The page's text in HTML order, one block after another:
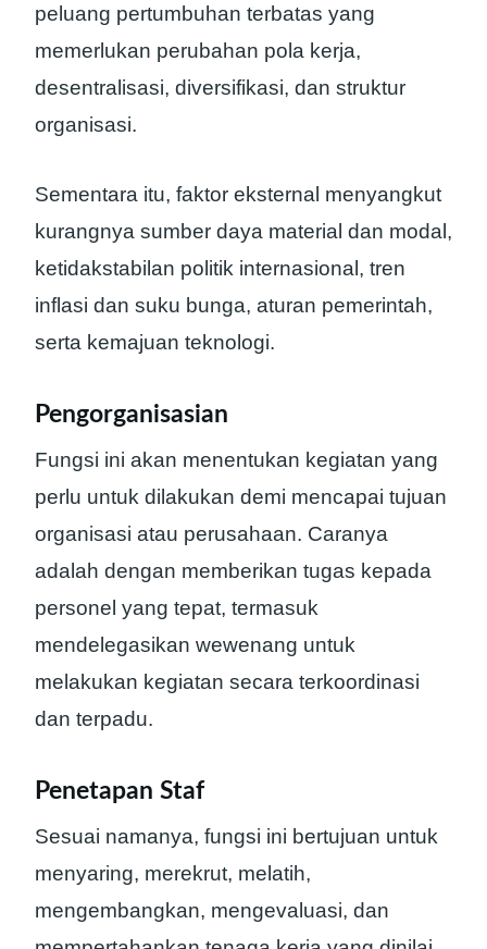
peluang pertumbuhan terbatas yang
memerlukan perubahan pola kerja,
desentralisasi, diversifikasi, dan struktur
organisasi.
Sementara itu, faktor eksternal menyangkut
kurangnya sumber daya material dan modal,
ketidakstabilan politik internasional, tren
inflasi dan suku bunga, aturan pemerintah,
serta kemajuan teknologi.
Pengorganisasian
Fungsi ini akan menentukan kegiatan yang
perlu untuk dilakukan demi mencapai tujuan
organisasi atau perusahaan. Caranya
adalah dengan memberikan tugas kepada
personel yang tepat, termasuk
mendelegasikan wewenang untuk
melakukan kegiatan secara terkoordinasi
dan terpadu.
Penetapan Staf
Sesuai namanya, fungsi ini bertujuan untuk
menyaring, merekrut, melatih,
mengembangkan, mengevaluasi, dan